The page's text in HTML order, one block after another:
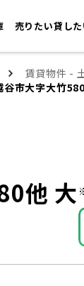
売りたい貸した
賃貸物件 -
谷市大字大竹
他 大